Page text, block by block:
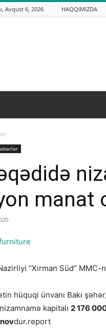
Avqust 6, 2026 HAQQIMIZDA
manat
“Xırman Süd” MMC-
hüquqi ünvanı Bakı
kapitalı 2 176
dur.report